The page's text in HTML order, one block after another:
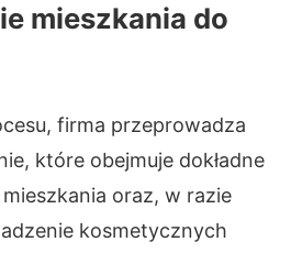
mieszkania do
firma przeprowadza
które obejmuje dokładne
oraz, w razie
kosmetycznych